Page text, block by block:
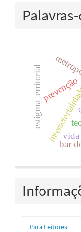
bar
prevenção
vida
estigma territorial
Para Leitores